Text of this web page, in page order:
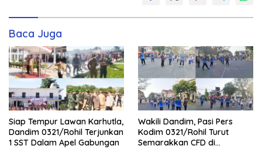
Baca Juga
Siap Tempur Lawan Karhutla,
Dandim 0321/Rohil Terjunkan
1 SST Dalam Apel Gabungan
Wakili Dandim, Pasi Pers
Kodim 0321/Rohil Turut
Semarakkan CFD di